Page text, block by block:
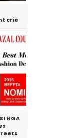
crie
NGA